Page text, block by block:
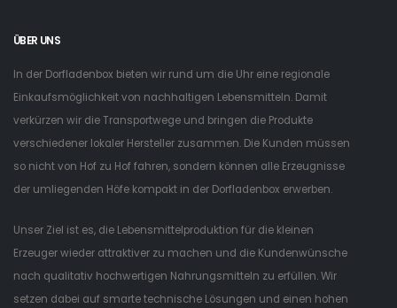
ÜBER UNS
In der Dorfladenbox bieten wir rund um die Uhr eine regionale
Einkaufsmöglichkeit von nachhaltigen Lebensmitteln. Damit
verkürzen wir die Transportwege und bringen die Produkte
verschiedener lokaler Hersteller zusammen. Die Kunden müssen
so nicht von Hof zu Hof fahren, sondern können alle Erzeugnisse
der umliegenden Höfe kompakt in der Dorfladenbox erwerben.
Unser Ziel ist es, die Lebensmittelproduktion für die kleinen
Erzeuger wieder attraktiver zu machen und die Kundenwünsche
nach qualitativ hochwertigen Nahrungsmitteln zu erfüllen. Wir
setzen dabei auf smarte technische Lösungen und einen hohen